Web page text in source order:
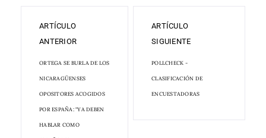
ARTÍCULO
ANTERIOR
ORTEGA SE BURLA DE LOS
NICARAGÜENSES
OPOSITORES ACOGIDOS
POR ESPAÑA: "YA DEBEN
HABLAR COMO
ARTÍCULO
SIGUIENTE
POLLCHECK -
CLASIFICACIÓN DE
ENCUESTADORAS